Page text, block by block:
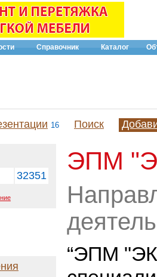
Справочник Каталог
16 Поиск
32351
ЭПМ
“ЭПМ